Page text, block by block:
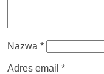
Nazwa *
Adres email *